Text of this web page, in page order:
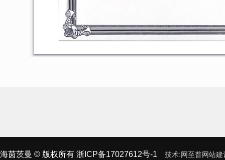
海茵茨曼 © 版权所有 浙ICP备17027612号-1 技术:网至普网站建